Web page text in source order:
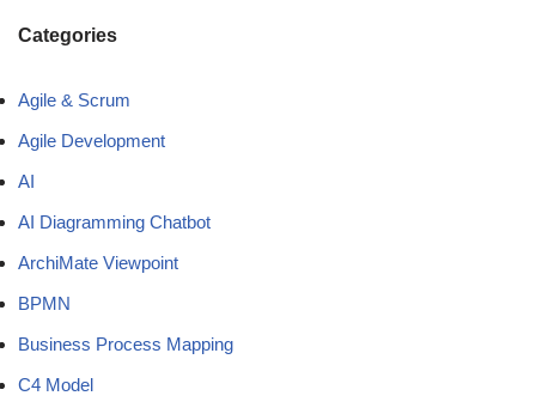
Categories
Agile & Scrum
Agile Development
AI
AI Diagramming Chatbot
ArchiMate Viewpoint
BPMN
Business Process Mapping
C4 Model